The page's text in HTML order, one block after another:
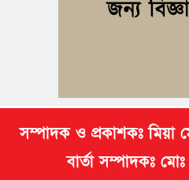
কুমিল্লায় নানাবাড়িতে বেড়াতে এসে
সম্পাদক ও প্রকাশকঃ মিয়া
বার্তা সম্পাদকঃ